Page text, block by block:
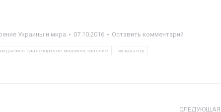
Украины и мира 07.10.2016 Оставить комментарий
транспортное машиностроение экскаватор
СЛЕДУЮЩАЯ